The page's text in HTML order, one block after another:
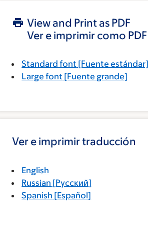
View and Print as PDF
Ver e imprimir como PDF
Standard font [Fuente estándar]
Large font [Fuente grande]
Ver e imprimir traducción
English
Russian [Русский]
Spanish [Español]